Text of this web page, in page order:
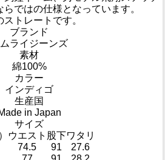
ではの仕様となっています。
トレートです。
ブランド
ライジーンズ
素材
綿100%
カラー
インディゴ
生産国
in Japan
サイズ
ウエスト 股下 ワタリ
74.5 91
27.6